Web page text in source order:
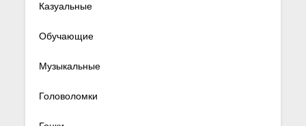
Казуальные
Обучающие
Музыкальные
Головоломки